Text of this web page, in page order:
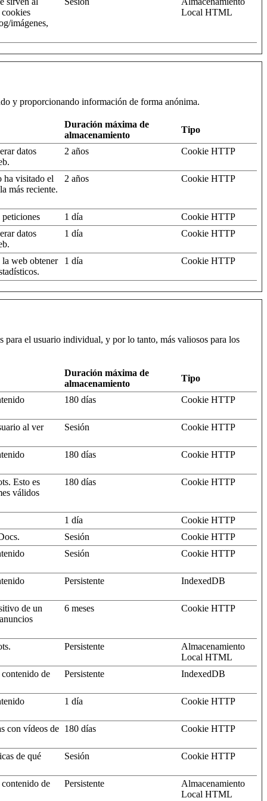
cookies
imágenes,
Local HTML
y proporcionando información de forma anónima.
Duración máxima de
almacenamiento
Tipo
datos
2 años Cookie HTTP
ha visitado el
más reciente.
2 años Cookie HTTP
1 día
Cookie HTTP
datos
1 día Cookie HTTP
la web obtener
1 día Cookie HTTP
para el usuario individual, y por lo tanto, más valiosos para los
Duración máxima de
almacenamiento
Tipo
180 días Cookie HTTP
al ver Sesión Cookie HTTP
180 días Cookie HTTP
Esto es
válidos
180 días Cookie HTTP
1 día
Cookie HTTP
Sesión
Cookie HTTP
Sesión Cookie HTTP
Persistente IndexedDB
de un
6 meses Cookie HTTP
Persistente
Almacenamiento
Local HTML
de
Persistente IndexedDB
1 día Cookie HTTP
con vídeos de 180 días Cookie HTTP
de qué Sesión Cookie HTTP
de Persistente
Almacenamiento
Local HTML